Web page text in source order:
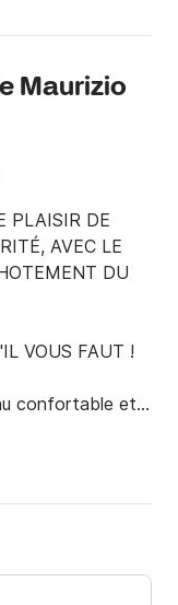
Maurizio
PLAISIR DE
AVEC LE
DU
VOUS FAUT !
confortable et
le cockpit sans
facilement